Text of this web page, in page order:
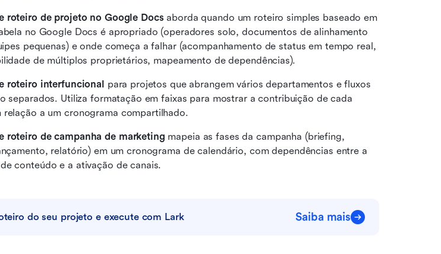
roteiro de projeto no Google Docs aborda quando um roteiro simples baseado em
no Google Docs é apropriado (operadores solo, documentos de alinhamento
pequenas) e onde começa a falhar (acompanhamento de status em tempo real,
de múltiplos proprietários, mapeamento de dependências).
roteiro interfuncional para projetos que abrangem vários departamentos e fluxos
separados. Utiliza formatação em faixas para mostrar a contribuição de cada
relação a um cronograma compartilhado.
roteiro de campanha de marketing mapeia as fases da campanha (briefing,
relatório) em um cronograma de calendário, com dependências entre a
conteúdo e a ativação de canais.
do seu projeto e execute com Lark Saiba mais